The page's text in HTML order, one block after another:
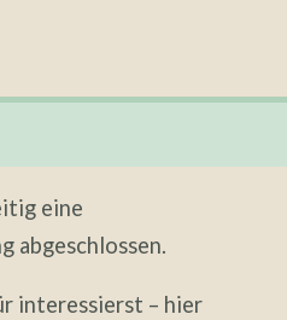
eine
abgeschlossen.
interessierst – hier